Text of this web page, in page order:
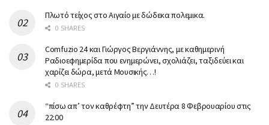
Πλωτό τείχος στο Αιγαίο με δώδεκα πολεμικα.
0 SHARES
Comfuzio 24 και Γιώργος Βεργιάννης, με καθημερινή
Ραδιοεφημερίδα που ενημερώνει, σχολιάζει, ταξιδεύει και
χαρίζει δώρα, μετά Μουσικής…!
0 SHARES
“πίσω απ’ τον καθρέφτη” την Δευτέρα 8 Φεβρουαρίου στις
22:00